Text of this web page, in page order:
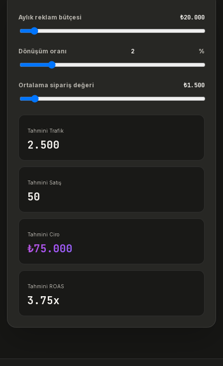
Aylık reklam bütçesi ₺20.000
Dönüşüm oranı 2 %
Ortalama sipariş değeri ₺1.500
Tahmini Trafik
2.500
Tahmini Satış
50
Tahmini Ciro
₺75.000
Tahmini ROAS
3.75x